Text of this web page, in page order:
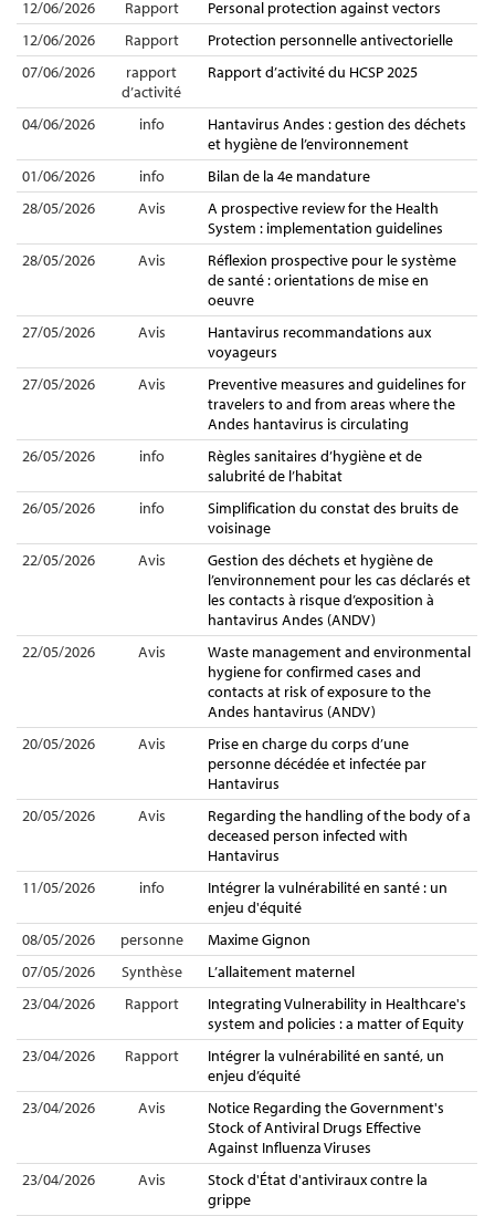
12/06/2026
Rapport
Personal protection against vectors
12/06/2026
Rapport
Protection personnelle antivectorielle
07/06/2026
rapport
d’activité
Rapport d’activité du HCSP 2025
04/06/2026 info
Hantavirus Andes : gestion des déchets
et hygiène de l’environnement
01/06/2026
info
Bilan de la 4e mandature
28/05/2026
Avis
A prospective review for the Health
System : implementation guidelines
28/05/2026
Avis
Réflexion prospective pour le système
de santé : orientations de mise en
oeuvre
27/05/2026
Avis
Hantavirus recommandations aux
voyageurs
27/05/2026
Avis
Preventive measures and guidelines for
travelers to and from areas where the
Andes hantavirus is circulating
26/05/2026
info
Règles sanitaires d’hygiène et de
salubrité de l’habitat
26/05/2026
info
Simplification du constat des bruits de
voisinage
22/05/2026
Avis
Gestion des déchets et hygiène de
l’environnement pour les cas déclarés et
les contacts à risque d’exposition à
hantavirus Andes (ANDV)
22/05/2026
Avis
Waste management and environmental
hygiene for confirmed cases and
contacts at risk of exposure to the
Andes hantavirus (ANDV)
20/05/2026
Avis
Prise en charge du corps d’une
personne décédée et infectée par
Hantavirus
20/05/2026
Avis
Regarding the handling of the body of a
deceased person infected with
Hantavirus
11/05/2026
info
Intégrer la vulnérabilité en santé : un
enjeu d'équité
08/05/2026
personne
Maxime Gignon
07/05/2026
Synthèse
L’allaitement maternel
23/04/2026
Rapport
Integrating Vulnerability in Healthcare's
system and policies : a matter of Equity
23/04/2026
Rapport
Intégrer la vulnérabilité en santé, un
enjeu d’équité
23/04/2026
Avis
Notice Regarding the Government's
Stock of Antiviral Drugs Effective
Against Influenza Viruses
23/04/2026
Avis
Stock d'État d'antiviraux contre la
grippe